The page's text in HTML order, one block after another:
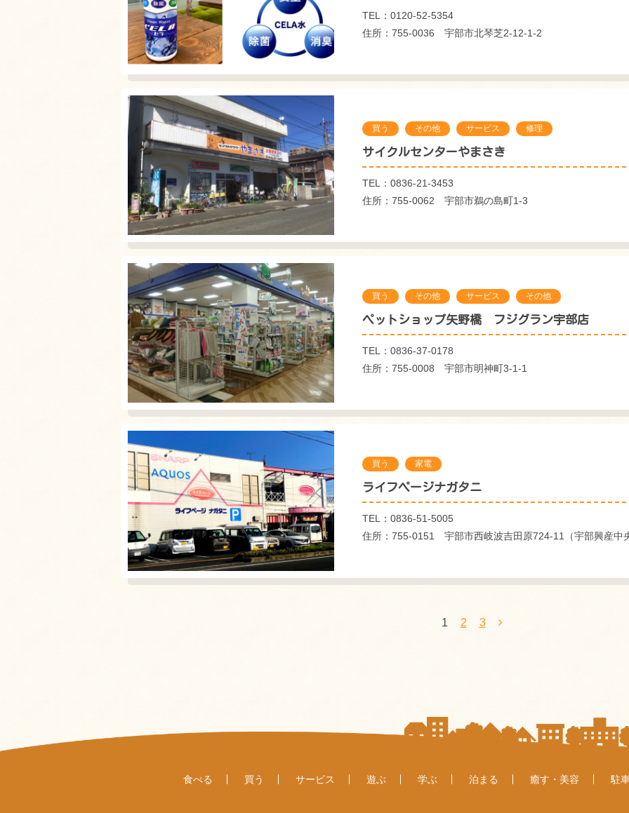
TEL：0120-52-5354
住所：755-0036 宇部市北琴芝2-12-1-2
買う その他 サービス 修理
サイクルセンターやまさき
TEL：0836-21-3453
住所：755-0062 宇部市鵜の島町1-3
買う その他 サービス その他
ペットショップ矢野橋 フジグラン宇部店
TEL：0836-37-0178
住所：755-0008 宇部市明神町3-1-1
買う 家電
ライフページナガタニ
TEL：0836-51-5005
住所：755-0151 宇部市西岐波吉田原724-11（宇部興産中
1 2 3
食べる 買う サービス 遊ぶ 学ぶ 泊まる 癒す・美容 駐